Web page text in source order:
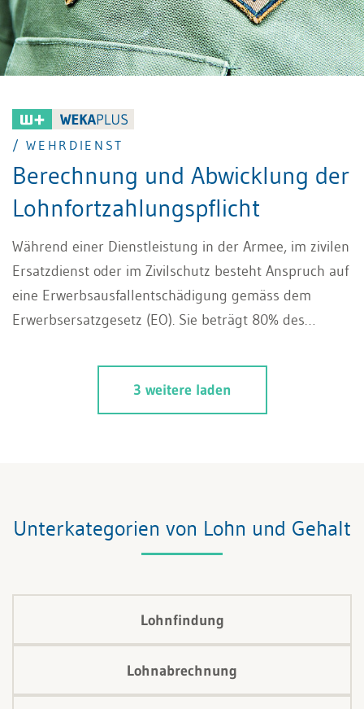
/ WEHRDIENST
Berechnung und Abwicklung der
Lohnfortzahlungspflicht
Während einer Dienstleistung in der Armee, im zivilen
Ersatzdienst oder im Zivilschutz besteht Anspruch auf
eine Erwerbsausfallentschädigung gemäss dem
Erwerbsersatzgesetz (EO). Sie beträgt 80% des
die Regelung nach Art. 324b OR anwendbar. Lesen
Sie nachfolgend, wie die Lohfortzahlungspflicht
während dem Wehrdienst berechnet und abgewickelt
3 weitere laden
Unterkategorien von Lohn und Gehalt
Lohnfindung
Lohnabrechnung